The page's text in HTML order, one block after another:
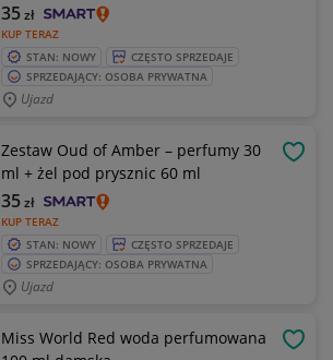
KUP TERAZ
35zł
STAN: NOWY
CZĘSTO SPRZEDAJE
SPRZEDAJĄCY: OSOBA PRYWATNA
Ujazd
Zestaw Oud of Amber – perfumy 30
ml + żel pod prysznic 60 ml
KUP TERAZ
35zł
STAN: NOWY
CZĘSTO SPRZEDAJE
SPRZEDAJĄCY: OSOBA PRYWATNA
Ujazd
Miss World Red woda perfumowana